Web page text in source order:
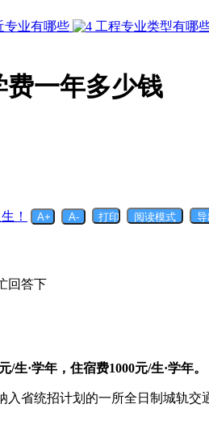
专业有哪些 工程专业类型有哪
一年多少钱
！
回答下
·学年，住宿费1000元/生·学年。
省统招计划的一所全日制城轨